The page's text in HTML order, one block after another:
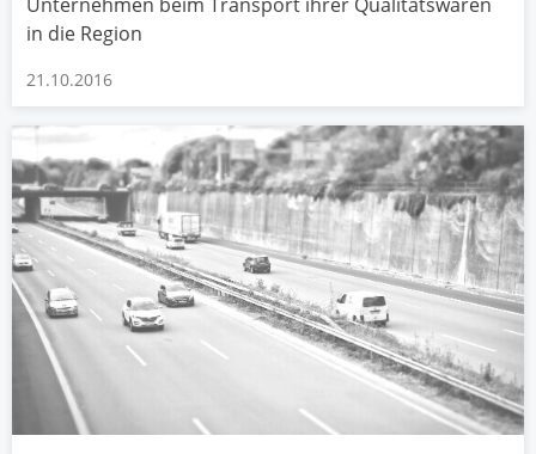
in die Region
21.10.2016